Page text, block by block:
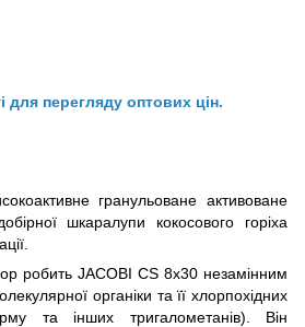
для перегляду оптових цін.
гранульоване активоване
шкаралупи кокосового горіха
робить JACOBI CS 8x30 незамінним
органіки та її хлорпохідних
та інших тригалометанів). Він